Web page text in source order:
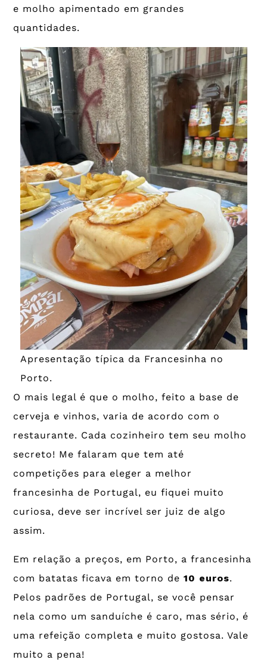
e molho apimentado em grandes
quantidades.
Apresentação típica da Francesinha no
Porto.
O mais legal é que o molho, feito a base de
cerveja e vinhos, varia de acordo com o
restaurante. Cada cozinheiro tem seu molho
secreto! Me falaram que tem até
competições para eleger a melhor
francesinha de Portugal, eu fiquei muito
curiosa, deve ser incrível ser juiz de algo
assim.
Em relação a preços, em Porto, a francesinha
com batatas ficava em torno de10 euros.
Pelos padrões de Portugal, se você pensar
nela como um sanduíche é caro, mas sério, é
uma refeição completa e muito gostosa. Vale
muito a pena!